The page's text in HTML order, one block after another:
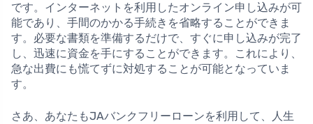
です。インターネットを利用したオンライン申し込みが可
能であり、手間のかかる手続きを省略することができま
す。必要な書類を準備するだけで、すぐに申し込みが完了
し、迅速に資金を手にすることができます。これにより、
急な出費にも慌てずに対処することが可能となっていま
す。
さあ、あなたもJAバンクフリーローンを利用して、人生